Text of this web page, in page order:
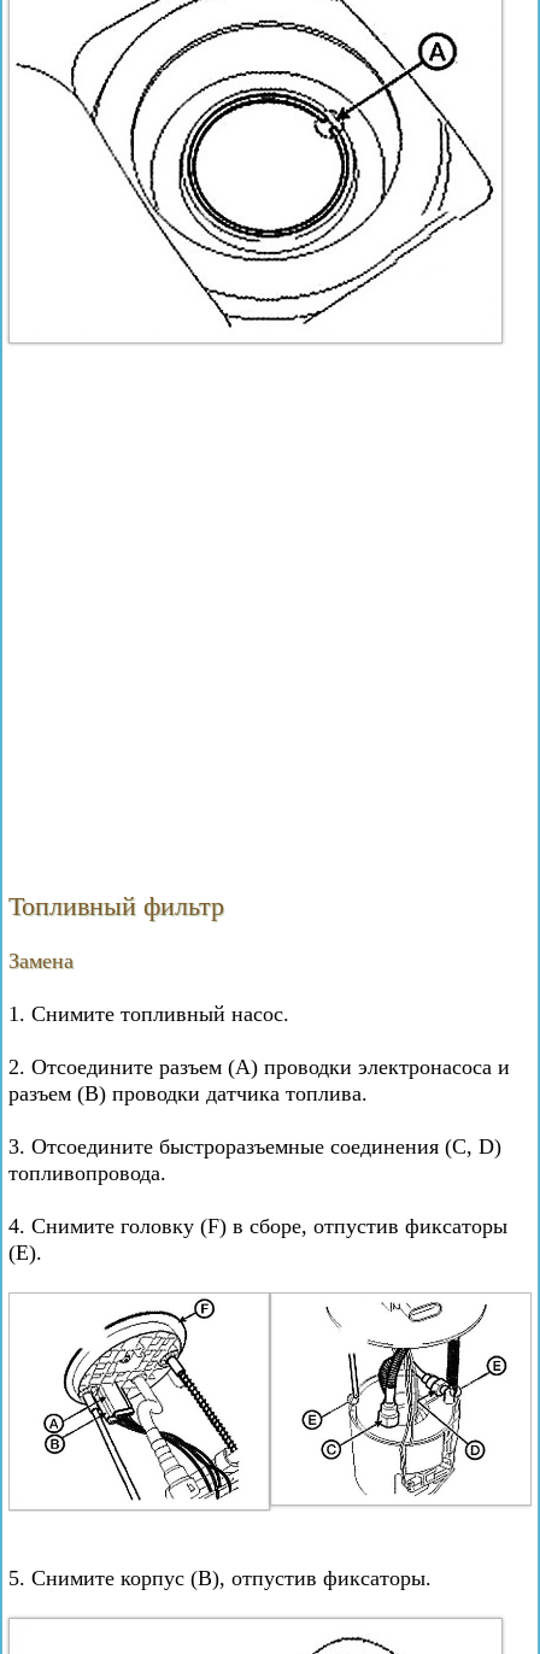
Топливный фильтр
Замена
1. Снимите топливный насос.
2. Отсоедините разъем (А) проводки электронасоса и
разъем (В) проводки датчика топлива.
3. Отсоедините быстроразъемные соединения (С, D)
топливопровода.
4. Снимите головку (F) в сборе, отпустив фиксаторы
(Е).
5. Снимите корпус (В), отпустив фиксаторы.